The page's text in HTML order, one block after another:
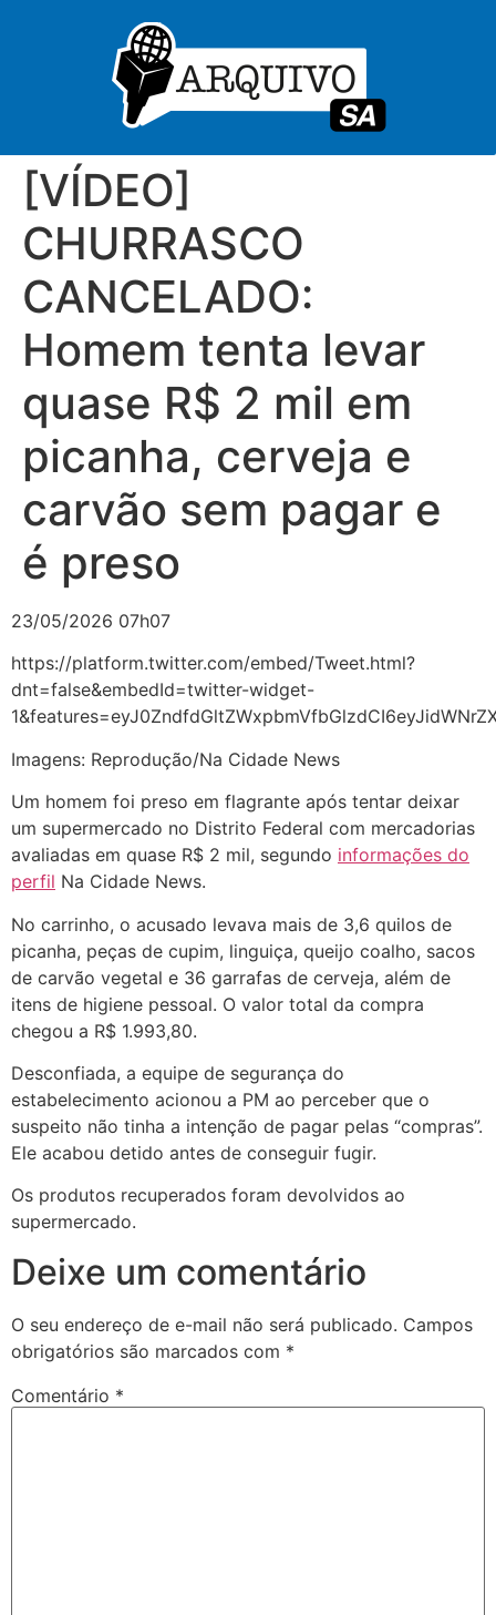
[VÍDEO]
CHURRASCO
CANCELADO:
Homem tenta levar
quase R$ 2 mil em
picanha, cerveja e
carvão sem pagar e
é preso
23/05/2026 07h07
https://platform.twitter.com/embed/Tweet.html?
dnt=false&embedId=twitter-widget-
Imagens: Reprodução/Na Cidade News
Um homem foi preso em flagrante após tentar deixar
um supermercado no Distrito Federal com mercadorias
avaliadas em quase R$ 2 mil, segundo informações do
perfil Na Cidade News.
No carrinho, o acusado levava mais de 3,6 quilos de
picanha, peças de cupim, linguiça, queijo coalho, sacos
de carvão vegetal e 36 garrafas de cerveja, além de
itens de higiene pessoal. O valor total da compra
chegou a R$ 1.993,80.
Desconfiada, a equipe de segurança do
estabelecimento acionou a PM ao perceber que o
suspeito não tinha a intenção de pagar pelas “compras”.
Ele acabou detido antes de conseguir fugir.
Os produtos recuperados foram devolvidos ao
supermercado.
Deixe um comentário
O seu endereço de e-mail não será publicado. Campos
obrigatórios são marcados com *
Comentário *